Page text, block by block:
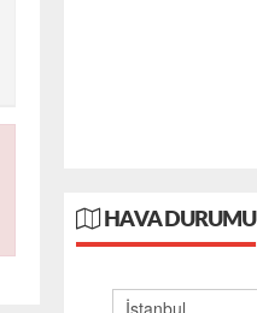
HAVA DURUMU